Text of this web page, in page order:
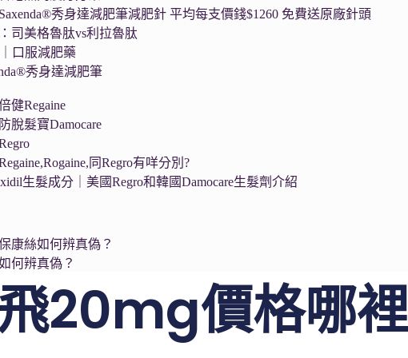
秀身達減肥筆減肥針 平均每支價錢$1260 免費送原廠針頭
司美格魯肽vs利拉魯肽
口服減肥藥
秀身達減肥筆
健Regaine
脫髮寶Damocare
同Regro有咩分別?
生髮成分｜美國Regro和韓國Damocare生髮劑介紹
康絲如何辨真偽？
何辨真偽？
20mg價格哪